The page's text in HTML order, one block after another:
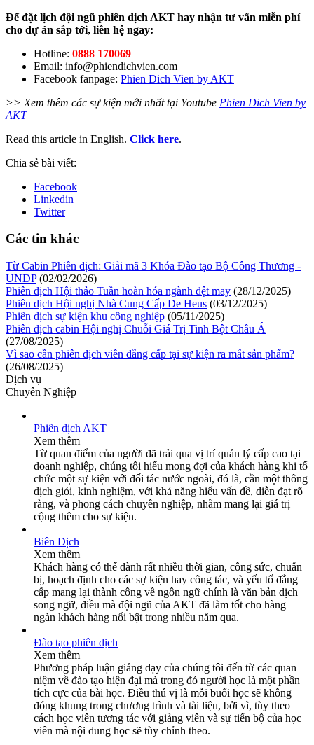
Để đặt lịch đội ngũ phiên dịch AKT hay nhận tư vấn miễn phí
cho dự án sắp tới, liên hệ ngay:
Hotline: 0888 170069
Email: info@phiendichvien.com
Facebook fanpage: Phien Dich Vien by AKT
>> Xem thêm các sự kiện mới nhất tại Youtube Phien Dich Vien by
AKT
Read this article in English. Click here.
Chia sẻ bài viết:
Facebook
Linkedin
Twitter
Các tin khác
Từ Cabin Phiên dịch: Giải mã 3 Khóa Đào tạo Bộ Công Thương -
UNDP (02/02/2026)
Phiên dịch Hội thảo Tuần hoàn hóa ngành dệt may (28/12/2025)
Phiên dịch Hội nghị Nhà Cung Cấp De Heus (03/12/2025)
Phiên dịch sự kiện khu công nghiệp (05/11/2025)
Phiên dịch cabin Hội nghị Chuỗi Giá Trị Tinh Bột Châu Á
(27/08/2025)
Vì sao cần phiên dịch viên đẳng cấp tại sự kiện ra mắt sản phẩm?
(26/08/2025)
Dịch vụ
Chuyên Nghiệp
Phiên dịch AKT
Xem thêm
Từ quan điểm của người đã trải qua vị trí quản lý cấp cao tại
doanh nghiệp, chúng tôi hiểu mong đợi của khách hàng khi tổ
chức một sự kiện với đối tác nước ngoài, đó là, cần một thông
dịch giỏi, kinh nghiệm, với khả năng hiểu vấn đề, diễn đạt rõ
ràng, và phong cách chuyên nghiệp, nhằm mang lại giá trị
cộng thêm cho sự kiện.
Biên Dịch
Xem thêm
Khách hàng có thể dành rất nhiều thời gian, công sức, chuẩn
bị, hoạch định cho các sự kiện hay công tác, và yếu tố đẳng
cấp mang lại thành công về ngôn ngữ chính là văn bản dịch
song ngữ, điều mà đội ngũ của AKT đã làm tốt cho hàng
ngàn khách hàng nổi bật trong nhiều năm qua.
Đào tạo phiên dịch
Xem thêm
Phương pháp luận giảng dạy của chúng tôi đến từ các quan
niệm về đào tạo hiện đại mà trong đó người học là một phần
tích cực của bài học. Điều thú vị là mỗi buổi học sẽ không
đóng khung trong chương trình và tài liệu, bởi vì, tùy theo
cách học viên tương tác với giảng viên và sự tiến bộ của học
viên mà nội dung học sẽ tùy chỉnh theo.